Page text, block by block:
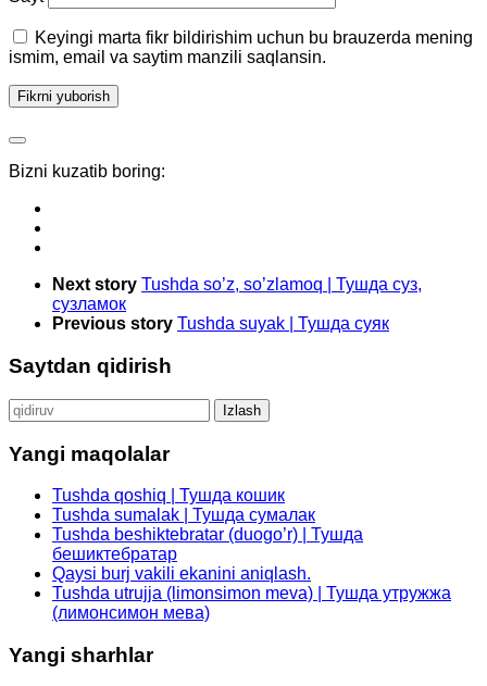
Keyingi marta fikr bildirishim uchun bu brauzerda mening
ismim, email va saytim manzili saqlansin.
Bizni kuzatib boring:
Next story Tushda so’z, so’zlamoq | Тушда суз,
сузламок
Previous story Tushda suyak | Тушда суяк
Saytdan qidirish
Qidirshish:
Yangi maqolalar
Tushda qoshiq | Тушда кошик
Tushda sumalak | Тушда сумалак
Tushda beshiktebratar (duogo’r) | Тушда
бешиктебратар
Qaysi burj vakili ekanini aniqlash.
Tushda utrujja (limonsimon meva) | Тушда утружжа
(лимонсимон мева)
Yangi sharhlar